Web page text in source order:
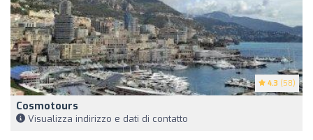
4.3 (58)
Cosmotours
Visualizza indirizzo e dati di contatto